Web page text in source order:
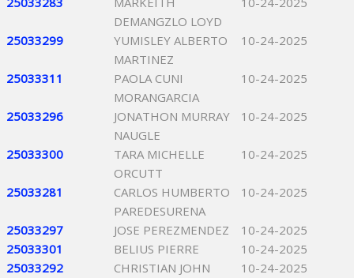
DEMANGZLO LOYD
25033299
YUMISLEY ALBERTO
MARTINEZ
10-24-2025
25033311
PAOLA CUNI
MORANGARCIA
10-24-2025
25033296
JONATHON MURRAY
NAUGLE
10-24-2025
25033300
TARA MICHELLE
ORCUTT
10-24-2025
25033281
CARLOS HUMBERTO
PAREDESURENA
10-24-2025
25033297 JOSE PEREZMENDEZ
10-24-2025
25033301
BELIUS PIERRE
10-24-2025
25033292
CHRISTIAN JOHN
10-24-2025